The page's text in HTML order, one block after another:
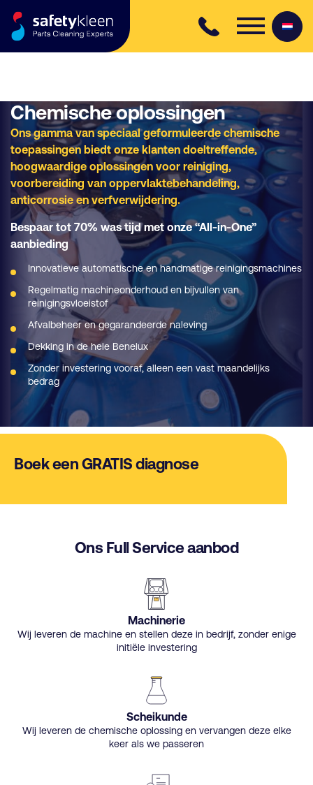
Chemische oplossingen
Ons gamma van speciaal geformuleerde chemische
toepassingen biedt onze klanten doeltreffende,
hoogwaardige oplossingen voor reiniging,
voorbereiding van oppervlaktebehandeling,
anticorrosie en verfverwijdering.
Bespaar tot 70% was tijd met onze “All-in-One”
aanbieding
Innovatieve automatische en handmatige reinigingsmachines
Regelmatig machineonderhoud en bijvullen van
reinigingsvloeistof
Afvalbeheer en gegarandeerde naleving
Dekking in de hele Benelux
Zonder investering vooraf, alleen een vast maandelijks
bedrag
Boek een GRATIS diagnose
Ons Full Service aanbod
Machinerie
Wij leveren de machine en stellen deze in bedrijf, zonder enige
initiële investering
Scheikunde
Wij leveren de chemische oplossing en vervangen deze elke
keer als we passeren